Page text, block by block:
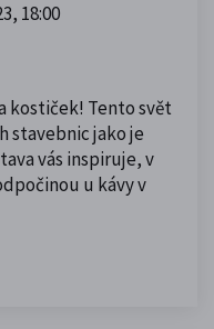
18:00
kostiček! Tento svět
stavebnic jako je
vás inspiruje, v
u kávy v